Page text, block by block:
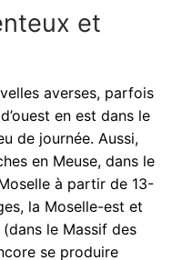
et
averses, parfois
en est dans le
de journée. Aussi,
en Meuse, dans le
à partir de 13-
la Moselle-est et
le Massif des
se produire